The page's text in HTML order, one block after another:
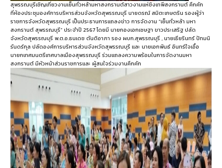
สุพรรณบุรีเชิญเที่ยวงานเย็นทั่วหล้ามหาสงกรานต์สาวงามแห่ชิงเทพีสงกรานต์ คึกคัก
ที่ห้องประชุมองค์การบริหารส่วนจังหวัดสุพรรณบุรี นายดรณ์ สมิตะเกษตริน รองผู้ว่า
ราชการจังหวัดสุพรรณบุรี เป็นประธานการแถลงข่าว การจัดงาน “เย็นทั่วหล้า มหา
สงกรานต์ สุพรรณบุรี” ประจำปี 2567 โดยมี นายกองเอกเชษฐา ขาวประเสริฐ ปลัด
จังหวัดสุพรรณบุรี พ.ต.อ.ธนเดช ตันติอาภา รอง ผบก.สุพรรณบุรี , นายเธียรินทร์ ปัทมนิ
รันดร์กุล ปลัดองค์การบริหารส่วนจังหวัดสุพรรณบุรี และ นายเอกพันธ์ อินทร์ใจเอื้อ
นายกเทศมนตรีเทศบาลเมืองสุพรรณบุรี ร่วมแถลงความพร้อมในการจัดงานมหา
สงกรานต์ มีหัวหน้าส่วนราชการและ ผู้สนใจร่วมงานคึกคัก